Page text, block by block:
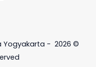
Yogyakarta - 2026 ©